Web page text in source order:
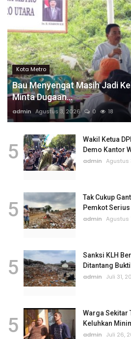
Kota Metro
Bau Menyengat Masih Jadi
Minta Dugaan...
admin Agustus 3, 2026 0 18
5
Wakil Ketua
Demo Kantor
admin Agustus
5
Tak Cukup
Pemkot
admin Agustus
5
Sanksi KLH
Ditantang
admin
Juli 31,
5
Warga Sekitar
Keluhkan
admin
Juli 26,